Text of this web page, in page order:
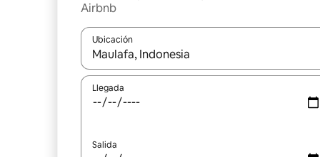
Airbnb
Ubicación
Cuando los resultados estén disponibles,
Llegada
Salida